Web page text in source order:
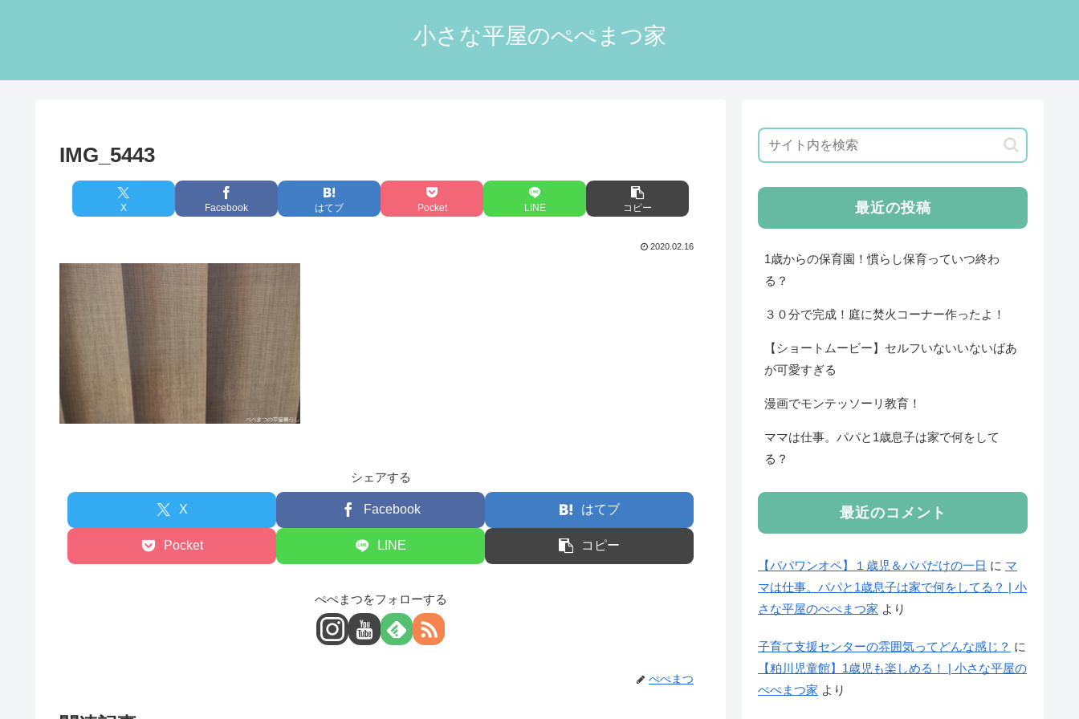
小さな平屋のぺぺまつ家
IMG_5443
X Facebook はてブ Pocket LINE コピー
2020.02.16
シェアする
X Facebook はてブ
Pocket LINE コピー
ぺぺまつをフォローする
ぺぺまつ
最近の投稿
1歳からの保育園！慣らし保育っていつ終わ
る？
３０分で完成！庭に焚火コーナー作ったよ！
【ショートムービー】セルフいないいないばあ
が可愛すぎる
漫画でモンテッソーリ教育！
ママは仕事。パパと1歳息子は家で何をして
る？
最近のコメント
【パパワンオペ】１歳児＆パパだけの一日 に マ
マは仕事。パパと1歳息子は家で何をしてる？ | 小
さな平屋のぺぺまつ家 より
子育て支援センターの雰囲気ってどんな感じ？ に
【粕川児童館】1歳児も楽しめる！ | 小さな平屋の
ぺぺまつ家 より